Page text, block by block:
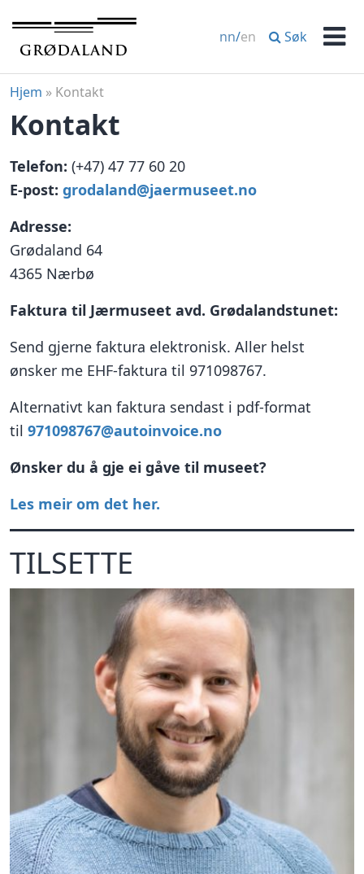
til
innhold
nn/en Søk
Hjem » Kontakt
Kontakt
Telefon: (+47) 47 77 60 20
E-post: grodaland@jaermuseet.no
Adresse:
Grødaland 64
4365 Nærbø
Faktura til Jærmuseet avd. Grødalandstunet:
Send gjerne faktura elektronisk. Aller helst
ønsker me EHF-faktura til 971098767.
Alternativt kan faktura sendast i pdf-format
til 971098767@autoinvoice.no
Ønsker du å gje ei gåve til museet?
Les meir om det her.
TILSETTE